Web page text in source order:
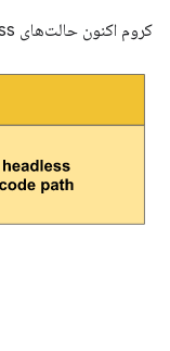
کروم اکنون حالت‌های Headless و Headful را یکپارچه کرده است.